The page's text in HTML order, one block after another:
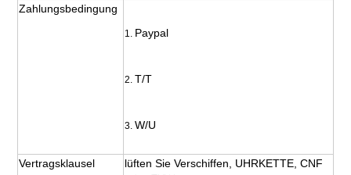
Zahlungsbedingung
1. Paypal
2. T/T
3. W/U
Vertragsklausel
lüften Sie Verschiffen, UHRKETTE, CNF